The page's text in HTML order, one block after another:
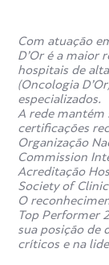
Com atuação
D’Or é a maior
hospitais de
(Oncologia
especializados.
A rede mantém
certificações
Organização
Commission
Acreditação
Society of
O
Top Performer
sua posição de
críticos e na